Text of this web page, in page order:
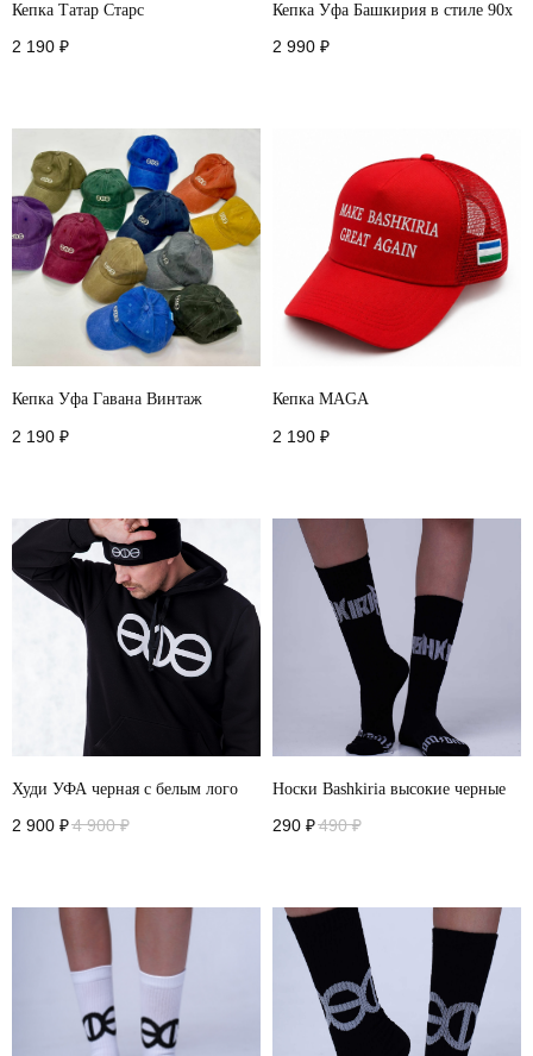
Кепка Татар Старс
2 190 ₽
Кепка Уфа Башкирия в стиле 90х
2 990 ₽
Кепка Уфа Гавана Винтаж
2 190 ₽
Кепка MAGA
2 190 ₽
Худи УФА черная с белым лого
2 900 ₽4 900 ₽
Носки Bashkiria высокие черные
290 ₽490 ₽